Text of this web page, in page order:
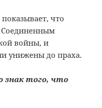
что
Соединенным
войны, и
унижены до праха.
знак того, что